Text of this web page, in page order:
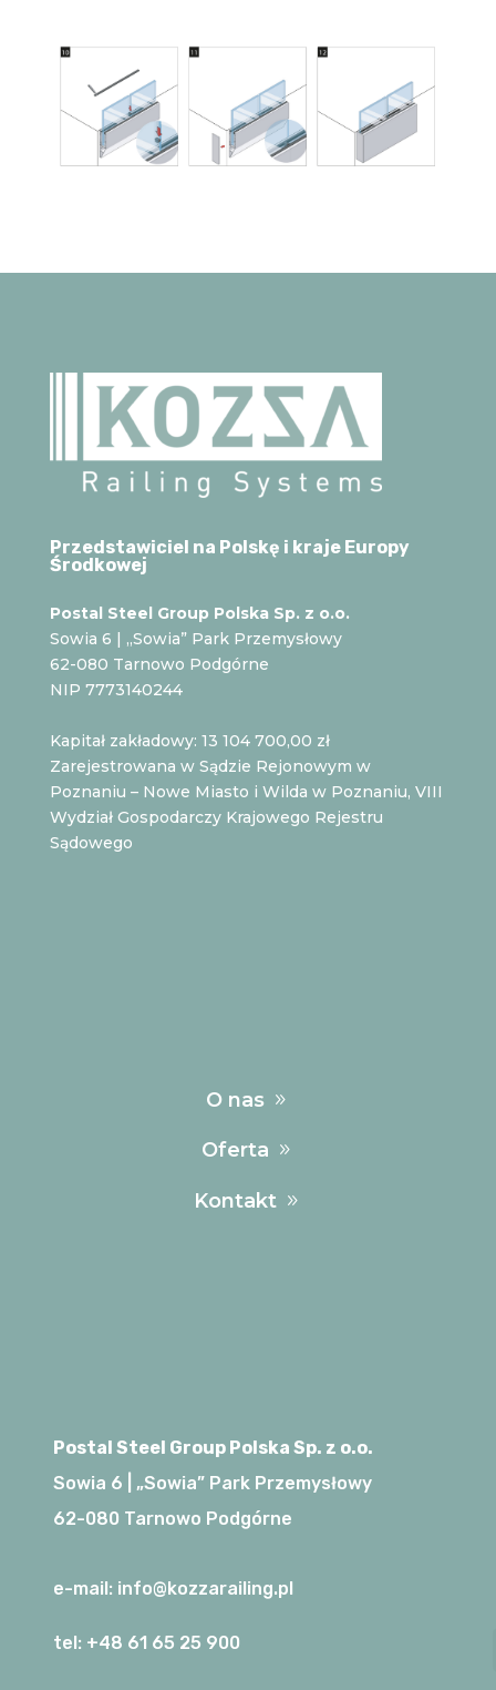
Przedstawiciel na Polskę i kraje Europy
Środkowej
Postal Steel Group Polska Sp. z o.o.
Sowia 6 | „Sowia” Park Przemysłowy
62-080 Tarnowo Podgórne
NIP 7773140244
Kapitał zakładowy: 13 104 700,00 zł
Zarejestrowana w Sądzie Rejonowym w
Poznaniu – Nowe Miasto i Wilda w Poznaniu, VIII
Wydział Gospodarczy Krajowego Rejestru
Sądowego
O nas
Oferta
Kontakt
Postal Steel Group Polska Sp. z o.o.
Sowia 6 | „Sowia” Park Przemysłowy
62-080 Tarnowo Podgórne
e-mail: info@kozzarailing.pl
tel: +48 61 65 25 900